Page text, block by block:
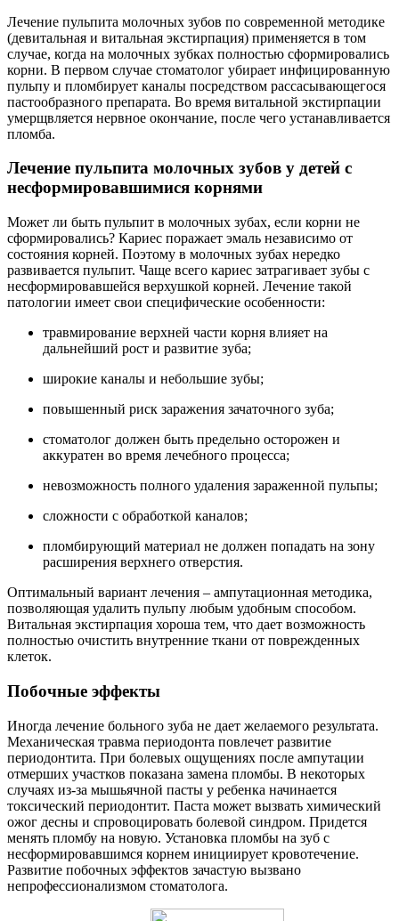
Лечение пульпита молочных зубов по современной методике
(девитальная и витальная экстирпация) применяется в том
случае, когда на молочных зубках полностью сформировались
корни. В первом случае стоматолог убирает инфицированную
пульпу и пломбирует каналы посредством рассасывающегося
пастообразного препарата. Во время витальной экстирпации
умерщвляется нервное окончание, после чего устанавливается
пломба.
Лечение пульпита молочных зубов у детей с
несформировавшимися корнями
Может ли быть пульпит в молочных зубах, если корни не
сформировались? Кариес поражает эмаль независимо от
состояния корней. Поэтому в молочных зубах нередко
развивается пульпит. Чаще всего кариес затрагивает зубы с
несформировавшейся верхушкой корней. Лечение такой
патологии имеет свои специфические особенности:
травмирование верхней части корня влияет на
дальнейший рост и развитие зуба;
широкие каналы и небольшие зубы;
повышенный риск заражения зачаточного зуба;
стоматолог должен быть предельно осторожен и
аккуратен во время лечебного процесса;
невозможность полного удаления зараженной пульпы;
сложности с обработкой каналов;
пломбирующий материал не должен попадать на зону
расширения верхнего отверстия.
Оптимальный вариант лечения – ампутационная методика,
позволяющая удалить пульпу любым удобным способом.
Витальная экстирпация хороша тем, что дает возможность
полностью очистить внутренние ткани от поврежденных
клеток.
Побочные эффекты
Иногда лечение больного зуба не дает желаемого результата.
Механическая травма периодонта повлечет развитие
периодонтита. При болевых ощущениях после ампутации
отмерших участков показана замена пломбы. В некоторых
случаях из-за мышьячной пасты у ребенка начинается
токсический периодонтит. Паста может вызвать химический
ожог десны и спровоцировать болевой синдром. Придется
менять пломбу на новую. Установка пломбы на зуб с
несформировавшимся корнем инициирует кровотечение.
Развитие побочных эффектов зачастую вызвано
непрофессионализмом стоматолога.